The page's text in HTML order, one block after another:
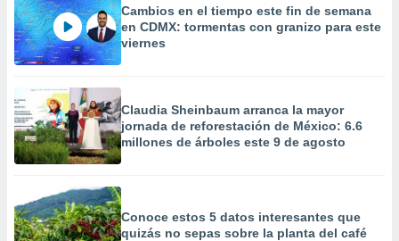
Cambios en el tiempo este fin de semana
en CDMX: tormentas con granizo para este
viernes
Claudia Sheinbaum arranca la mayor
jornada de reforestación de México: 6.6
millones de árboles este 9 de agosto
Conoce estos 5 datos interesantes que
quizás no sepas sobre la planta del café